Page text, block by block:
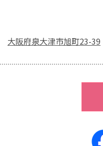
大阪府泉大津市旭町23-39